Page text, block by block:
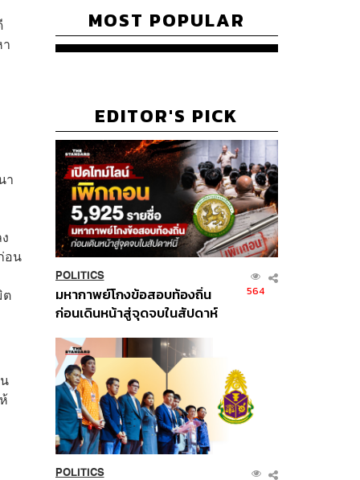
า
อน
ต
MOST POPULAR
EDITOR'S PICK
POLITICS
มหากาพย์โกงข้อสอบท้องถิ่น
ก่อนเดินหน้าสู่จุดจบในสัปดาห์
564
POLITICS